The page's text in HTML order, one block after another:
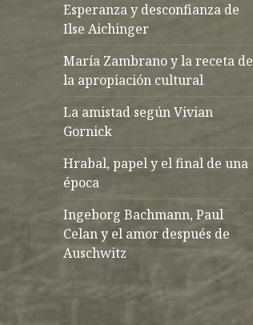
Esperanza y desconfianza de
Ilse Aichinger
María Zambrano y la receta de
la apropiación cultural
La amistad según Vivian
Gornick
Hrabal, papel y el final de una
época
Ingeborg Bachmann, Paul
Celan y el amor después de
Auschwitz